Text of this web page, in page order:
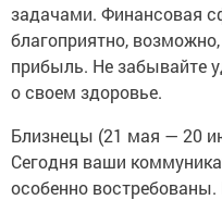
задачами. Финансовая
благоприятно,
прибыль. Не забывайте
о своем здоровье.
Близнецы (21 мая — 20
Сегодня ваши
особенно